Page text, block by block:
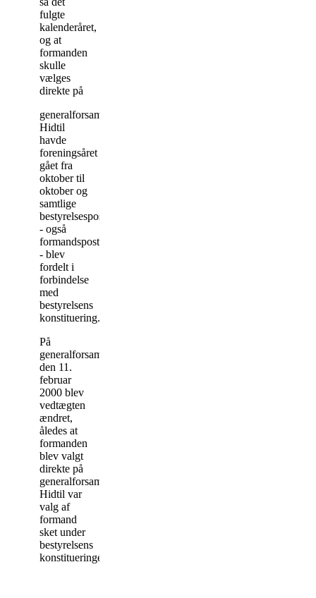
fulgte
kalenderåret,
og at
formanden
skulle
vælges
direkte på
generalforsamlingen.
Hidtil
havde
foreningsåret
gået fra
oktober til
oktober og
samtlige
bestyrelsesposter
- også
formandsposten
- blev
fordelt i
forbindelse
med
bestyrelsens
konstituering.
På
generalforsamlingen
den 11.
februar
2000 blev
vedtægten
ændret,
åledes at
formanden
blev valgt
direkte på
generalforsamlingen.
Hidtil var
valg af
formand
sket under
bestyrelsens
konstitueringen.